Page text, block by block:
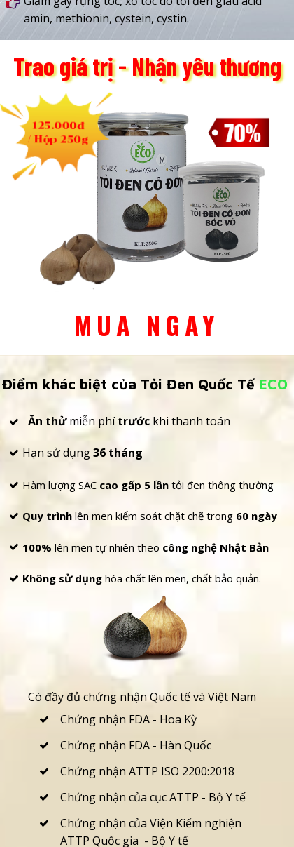
amin, methionin, cystein, cystin.
MUA NGAY
Trao giá trị - Nhận yêu thương
125.000đ
/ Hộp 250g
Điểm khác biệt của Tỏi Đen Quốc TếECO
Chứng nhận FDA - Hoa Kỳ
Có đầy đủ chứng nhận Quốc tế và Việt Nam
Chứng nhận FDA - Hàn Quốc
Chứng nhận ATTP ISO 2200:2018
Chứng nhận của cục ATTP - Bộ Y tế
Không sử dụng hóa chất lên men, chất bảo quản.
Hàm lượng SACcao gấp 5 lầntỏi đen thông thường
Hạn sử dụng36 tháng
Quy trình lên men kiểm soát chặt chẽ trong60 ngày
100% lên men tự nhiên theo công nghệ Nhật Bản
Ăn thửmiễn phítrước khi thanh toán
Chứng nhận của Viện Kiểm nghiện
ATTP Quốc gia - Bộ Y tế